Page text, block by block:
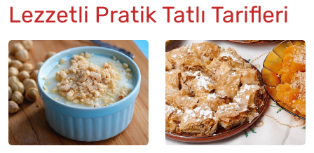
Lezzetli Pratik Tatlı Tarifleri